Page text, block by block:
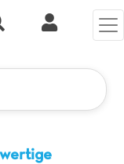
Recherche rapide
Clix